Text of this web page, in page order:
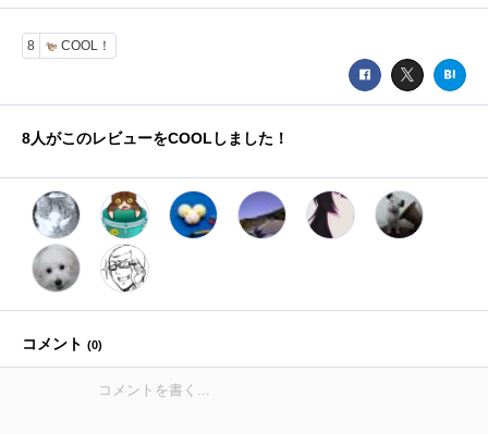
8 COOL！
8人がこのレビューをCOOLしました！
コメント (0)